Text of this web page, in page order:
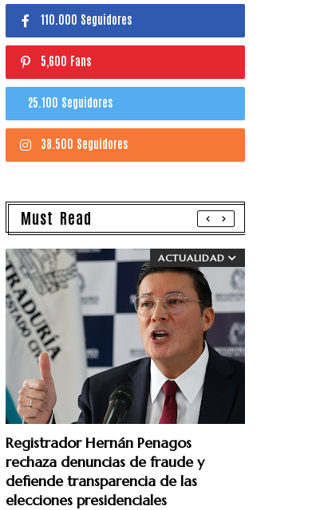
110.000 Seguidores
5,600 Fans
25.100 Seguidores
38.500 Seguidores
Must Read
ACTUALIDAD
Registrador Hernán Penagos
rechaza denuncias de fraude y
defiende transparencia de las
elecciones presidenciales